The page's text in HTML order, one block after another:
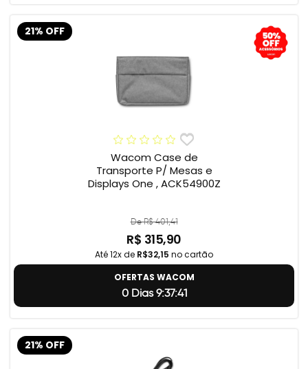
21% OFF
Wacom Case de
Transporte P/ Mesas e
Displays One , ACK54900Z
De R$ 401,41
R$ 315,90
Até 12x de R$32,15 no cartão
OFERTAS WACOM
0 Dias 9:37:40
21% OFF